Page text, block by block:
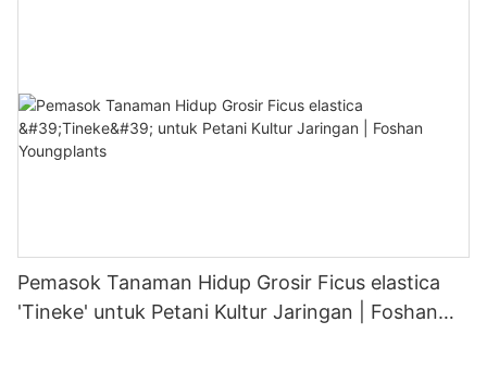
Pemasok Tanaman Hidup Grosir Ficus elastica
'Tineke' untuk Petani Kultur Jaringan | Foshan